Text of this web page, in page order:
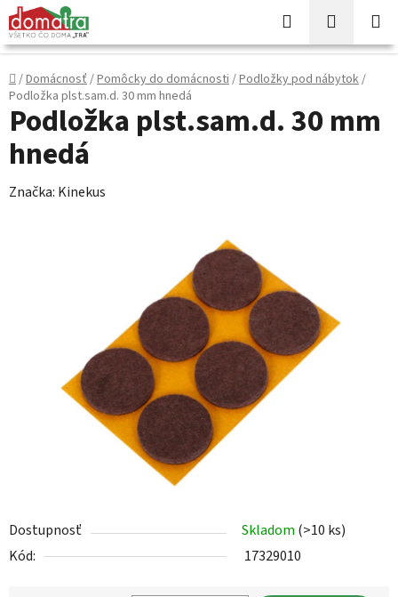
Prejsť
na
obsah
Hľadať
KOŠÍK
Domov
/Domácnosť/Pomôcky do domácnosti/Podložky pod nábytok/
Podložka plst.sam.d. 30 mm hnedá
Dostupnosť Skladom (>10 ks)
Kód:
17329010
Podložka plst.sam.d. 30 mm
hnedá
Značka: Kinekus